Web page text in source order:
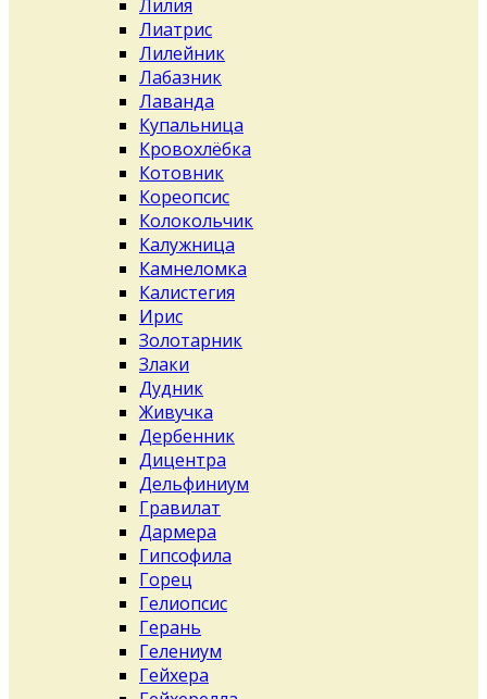
Лилия
Лиатрис
Лилейник
Лабазник
Лаванда
Купальница
Кровохлёбка
Котовник
Кореопсис
Колокольчик
Калужница
Камнеломка
Калистегия
Ирис
Золотарник
Злаки
Дудник
Живучка
Дербенник
Дицентра
Дельфиниум
Гравилат
Дармера
Гипсофила
Горец
Гелиопсис
Герань
Гелениум
Гейхера